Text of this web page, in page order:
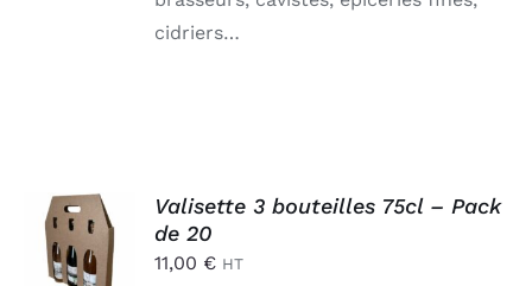
cidriers…
AJOUTER
AU
PANIER
/
Valisette 3 bouteilles 75cl – Pack
de 20
11,00 € HT